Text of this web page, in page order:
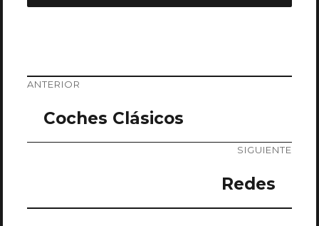
ANTERIOR
Coches Clásicos
SIGUIENTE
Redes